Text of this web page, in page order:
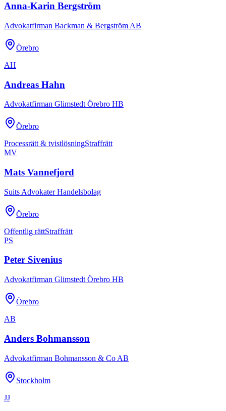
Anna-Karin Bergström
Advokatfirman Backman & Bergström AB
Örebro
AH
Andreas Hahn
Advokatfirman Glimstedt Örebro HB
Örebro
Processrätt & tvistlösningStraffrätt
MV
Mats Vannefjord
Suits Advokater Handelsbolag
Örebro
Offentlig rättStraffrätt
PS
Peter Sivenius
Advokatfirman Glimstedt Örebro HB
Örebro
AB
Anders Bohmansson
Advokatfirman Bohmansson & Co AB
Stockholm
JJ